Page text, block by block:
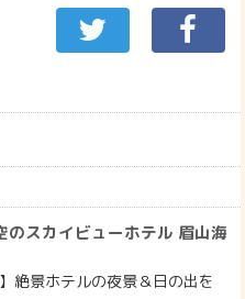
のスカイビューホテル 眉山海
絶景ホテルの夜景＆日の出を